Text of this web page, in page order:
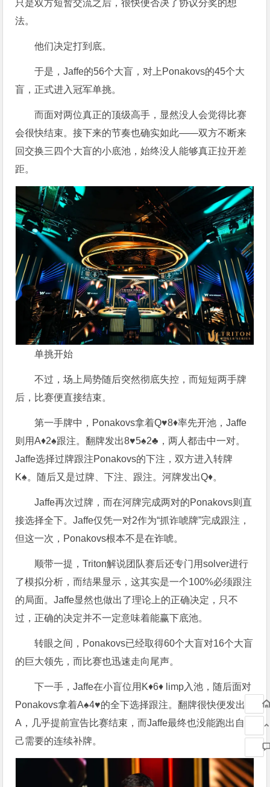
只是双方短暂交流之后，很快便否决了协议分奖的想
法。
他们决定打到底。
于是，Jaffe的56个大盲，对上Ponakovs的45个大
盲，正式进入冠军单挑。
而面对两位真正的顶级高手，显然没人会觉得比赛
会很快结束。接下来的节奏也确实如此——双方不断来
回交换三四个大盲的小底池，始终没人能够真正拉开差
距。
单挑开始
不过，场上局势随后突然彻底失控，而短短两手牌
后，比赛便直接结束。
第一手牌中，Ponakovs拿着Q♥8♦率先开池，Jaffe
则用A♦2♠跟注。翻牌发出8♥5♠2♣，两人都击中一对。
Jaffe选择过牌跟注Ponakovs的下注，双方进入转牌
K♠。随后又是过牌、下注、跟注。河牌发出Q♦。
Jaffe再次过牌，而在河牌完成两对的Ponakovs则直
接选择全下。Jaffe仅凭一对2作为“抓诈唬牌”完成跟注，
但这一次，Ponakovs根本不是在诈唬。
顺带一提，Triton解说团队赛后还专门用solver进行
了模拟分析，而结果显示，这其实是一个100%必须跟注
的局面。Jaffe显然也做出了理论上的正确决定，只不
过，正确的决定并不一定意味着能赢下底池。
转眼之间，Ponakovs已经取得60个大盲对16个大盲
的巨大领先，而比赛也迅速走向尾声。
下一手，Jaffe在小盲位用K♦6♦ limp入池，随后面对
Ponakovs拿着A♠4♥的全下选择跟注。翻牌很快便发出
A，几乎提前宣告比赛结束，而Jaffe最终也没能跑出自
己需要的连续补牌。